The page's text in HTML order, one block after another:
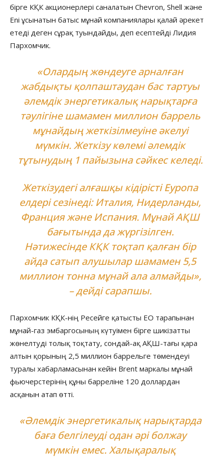
бірге КҚК акционерлері саналатын Chevron, Shell және
Eni ұсынатын батыс мұнай компаниялары қалай әрекет
етеді деген сұрақ туындайды, деп есептейді Лидия
Пархомчик.
«Олардың жөндеуге арналған
жабдықты қолпаштаудан бас тартуы
әлемдік энергетикалық нарықтарға
тәулігіне шамамен миллион баррель
мұнайдың жеткізілмеуіне әкелуі
мүмкін. Жеткізу көлемі әлемдік
тұтынудың 1 пайызына сәйкес келеді.
Жеткізудегі алғашқы кідірісті Еуропа
елдері сезінеді: Италия, Нидерланды,
Франция және Испания. Мұнай АҚШ
бағытында да жүргізілген.
Нәтижесінде КҚК тоқтап қалған бір
айда сатып алушылар шамамен 5,5
миллион тонна мұнай ала алмайды»,
– дейді сарапшы.
Пархомчик КҚК-нің Ресейге қатысты ЕО тарапынан
мұнай-газ эмбаргосының күтуімен бірге шикізатты
жөнелтуді толық тоқтату, сондай-ақ АҚШ-тағы қара
алтын қорының 2,5 миллион баррельге төмендеуі
туралы хабарламасынан кейін Brent маркалы мұнай
фьючерстерінің құны барреліне 120 доллардан
асқанын атап өтті.
«Әлемдік энергетикалық нарықтарда
баға белгілеуді одан әрі болжау
мүмкін емес. Халықаралық